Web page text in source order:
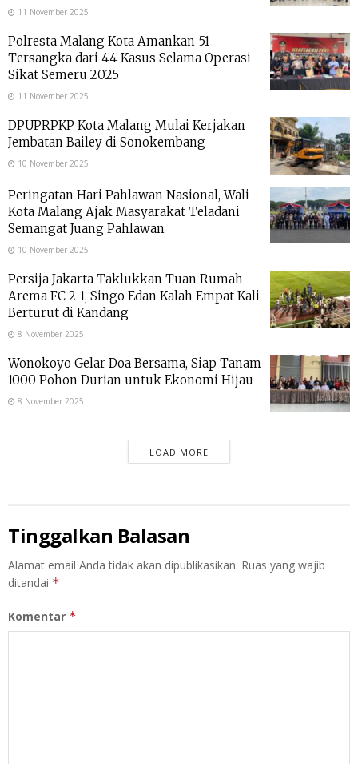
11 November 2025
Polresta Malang Kota Amankan 51
Tersangka dari 44 Kasus Selama Operasi
Sikat Semeru 2025
11 November 2025
DPUPRPKP Kota Malang Mulai Kerjakan
Jembatan Bailey di Sonokembang
10 November 2025
Peringatan Hari Pahlawan Nasional, Wali
Kota Malang Ajak Masyarakat Teladani
Semangat Juang Pahlawan
10 November 2025
Persija Jakarta Taklukkan Tuan Rumah
Arema FC 2-1, Singo Edan Kalah Empat Kali
Berturut di Kandang
8 November 2025
Wonokoyo Gelar Doa Bersama, Siap Tanam
1000 Pohon Durian untuk Ekonomi Hijau
8 November 2025
LOAD MORE
Tinggalkan Balasan
Alamat email Anda tidak akan dipublikasikan. Ruas yang wajib
ditandai *
Komentar *